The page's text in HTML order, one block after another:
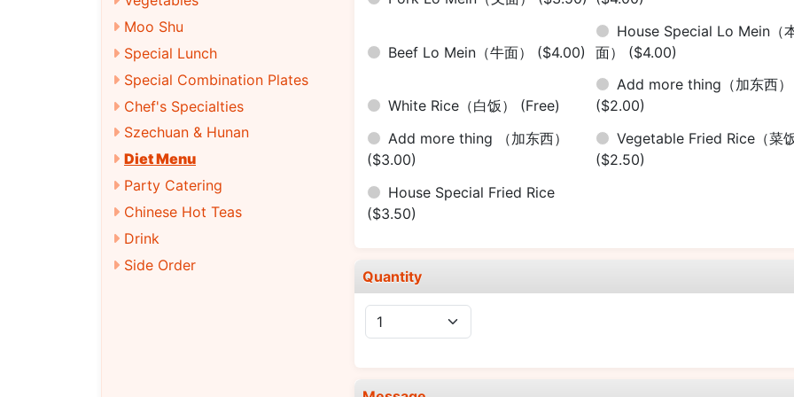
Moo Shu
Special Lunch
Special Combination Plates
Chef's Specialties
Szechuan & Hunan
Diet Menu
Party Catering
Chinese Hot Teas
Drink
Side Order
Beef Lo Mein（牛面） ($4.00)
House Special Lo Mein（
面） ($4.00)
White Rice（白饭） (Free)
Add more thing（加东西）
($2.00)
Add more thing （加东西）
($3.00)
Vegetable Fried Rice（菜饭
($2.50)
House Special Fried Rice
($3.50)
Quantity